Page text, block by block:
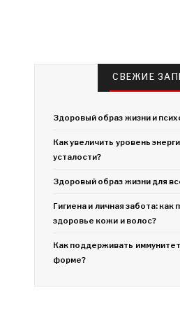
СВЕЖИЕ
Здоровый образ жизни и
Как увеличить уровень
усталости?
Здоровый образ жизни для
Гигиена и личная забота:
здоровье кожи и волос?
Как поддерживать
форме?